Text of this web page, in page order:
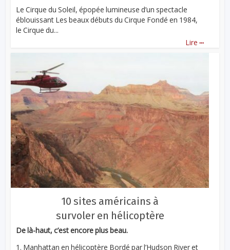
Le Cirque du Soleil, épopée lumineuse d’un spectacle
éblouissant Les beaux débuts du Cirque Fondé en 1984,
le Cirque du...
Lire ...
10 sites américains à
survoler en hélicoptère
De là-haut, c’est encore plus beau.
1. Manhattan en hélicoptère Bordé par l’Hudson River et